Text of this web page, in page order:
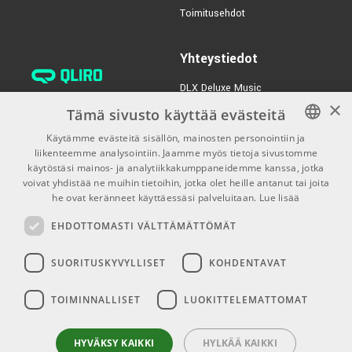
Nektar SE61
Toimitusehdot
Yhteystiedot
DLX Deluxe Music
verkkokaupan asiakaspalvelu:
tilaus@dlxmusic.fi
Puh: 0207 282240 (arkisin klo
13-17)
Puh: 0207 282250 (myymälä)
00580 Helsinki
Y-tunnus: 1983522-7
La 10-15
FINNISH
FINNISH
×
Tämä sivusto käyttää evästeitä
Käytämme evästeitä sisällön, mainosten personointiin ja
liikenteemme analysointiin. Jaamme myös tietoja sivustomme
käytöstäsi mainos- ja analytiikkakumppaneidemme kanssa, jotka
voivat yhdistää ne muihin tietoihin, jotka olet heille antanut tai joita
he ovat keränneet käyttäessäsi palveluitaan. Lue lisää
EHDOTTOMASTI VÄLTTÄMÄTTÖMÄT
SUORITUSKYVYLLISET KOHDENTAVAT
TOIMINNALLISET LUOKITTELEMATTOMAT
HYVÄKSY KAIKKI HYLKÄÄ KAIKKI